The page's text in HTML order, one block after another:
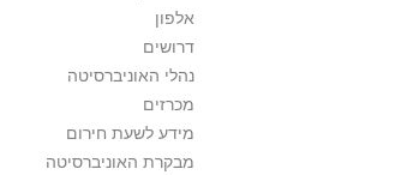
אלפון
דרושים
נהלי האוניברסיטה
מכרזים
מידע לשעת חירום
מבקרת האוניברסיטה